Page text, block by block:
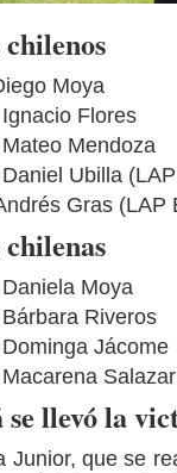
chilenos
Moya
Ignacio Flores
Mateo Mendoza
Daniel Ubilla
Gras (LAP
chilenas
Daniela Moya
Bárbara Riveros
Dominga Jácome
Macarena Salazar
se llevó la
Junior, que se